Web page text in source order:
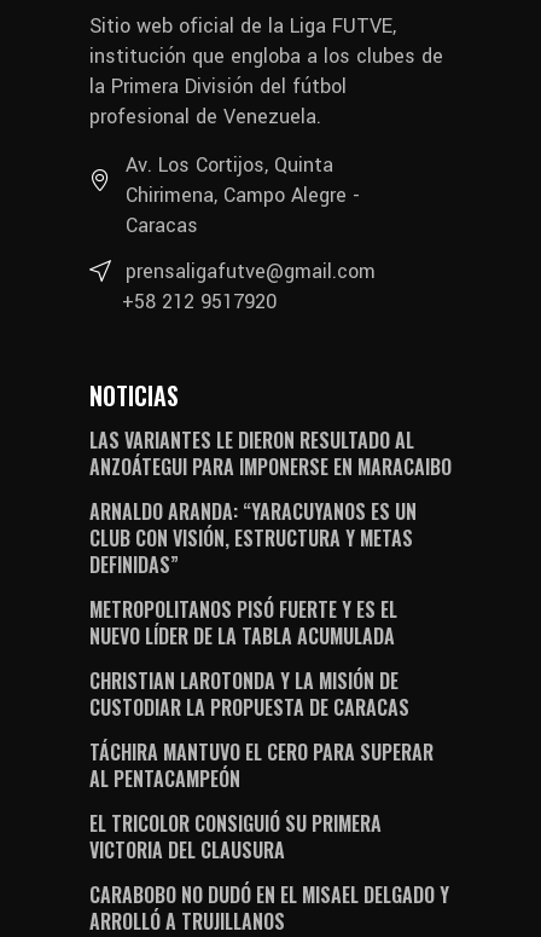
Sitio web oficial de la Liga FUTVE,
institución que engloba a los clubes de
la Primera División del fútbol
profesional de Venezuela.
Av. Los Cortijos, Quinta
Chirimena, Campo Alegre -
Caracas
prensaligafutve@gmail.com
+58 212 9517920
NOTICIAS
LAS VARIANTES LE DIERON RESULTADO AL
ANZOÁTEGUI PARA IMPONERSE EN MARACAIBO
ARNALDO ARANDA: “YARACUYANOS ES UN
CLUB CON VISIÓN, ESTRUCTURA Y METAS
DEFINIDAS”
METROPOLITANOS PISÓ FUERTE Y ES EL
NUEVO LÍDER DE LA TABLA ACUMULADA
CHRISTIAN LAROTONDA Y LA MISIÓN DE
CUSTODIAR LA PROPUESTA DE CARACAS
TÁCHIRA MANTUVO EL CERO PARA SUPERAR
AL PENTACAMPEÓN
EL TRICOLOR CONSIGUIÓ SU PRIMERA
VICTORIA DEL CLAUSURA
CARABOBO NO DUDÓ EN EL MISAEL DELGADO Y
ARROLLÓ A TRUJILLANOS